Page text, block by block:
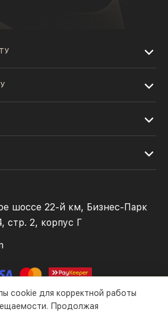
шоссе 22-й км, Бизнес-Парк
стр. 2, корпус Г
cookie для корректной работы
Продолжая